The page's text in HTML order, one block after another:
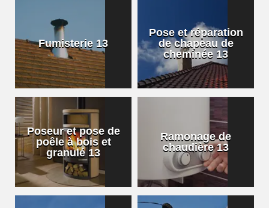
Fumisterie 13
Pose et réparation
de chapeau de
cheminée 13
Poseur et pose de
poêle à bois et
granulé 13
Ramonage de
chaudière 13